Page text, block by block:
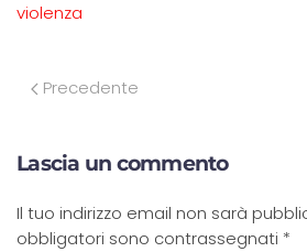
violenza
Precedente
Lascia un commento
Il tuo indirizzo email non sarà
obbligatori sono contrassegnati *